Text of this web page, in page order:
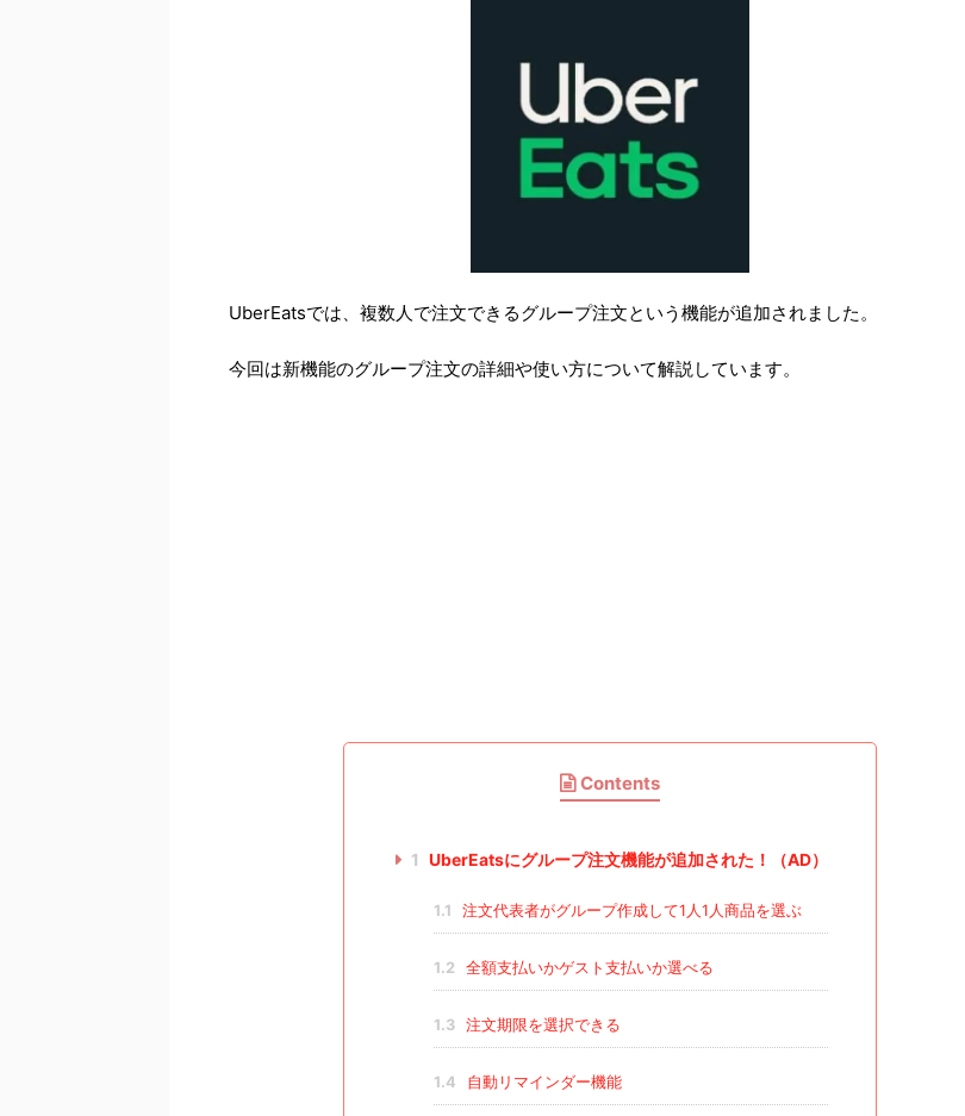
UberEatsでは、複数人で注文できるグループ注文という機能が追加されました。
今回は新機能のグループ注文の詳細や使い方について解説しています。
Contents
1 UberEatsにグループ注文機能が追加された！（AD）
1.1 注文代表者がグループ作成して1人1人商品を選ぶ
1.2 全額支払いかゲスト支払いか選べる
1.3 注文期限を選択できる
1.4 自動リマインダー機能